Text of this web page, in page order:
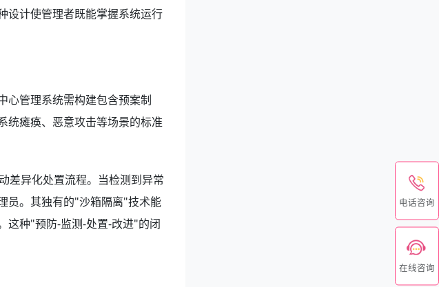
设计使管理者既能掌握系统运行
心管理系统需构建包含预案制
统瘫痪、恶意攻击等场景的标准
差异化处置流程。当检测到异常
员。其独有的"沙箱隔离"技术能
这种"预防-监测-处置-改进"的闭
电话咨询
在线咨询